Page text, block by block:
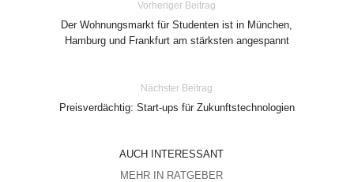
Vorheriger Beitrag
Der Wohnungsmarkt für Studenten ist in München,
Hamburg und Frankfurt am stärksten angespannt
Nächster Beitrag
Preisverdächtig: Start-ups für Zukunftstechnologien
AUCH INTERESSANT
MEHR IN RATGEBER